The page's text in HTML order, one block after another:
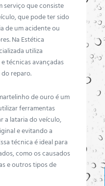
serviço que consiste
que pode ter sido
de um acidente ou
Na Estética
utiliza
técnicas avançadas
reparo.
de ouro é um
ferramentas
a lataria do veículo,
e evitando a
técnica é ideal para
como os causados
e outros tipos de